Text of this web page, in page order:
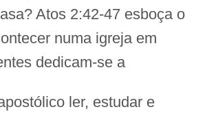
Atos 2:42-47 esboça o
numa igreja em
dedicam-se a
ler, estudar e